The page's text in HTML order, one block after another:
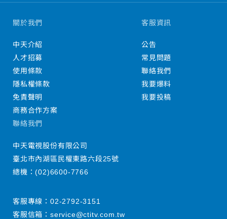
關於我們
中天介紹
人才招募
使用條款
隱私權條款
免責聲明
商務合作方案
客服資訊
公告
常見問題
聯絡我們
我要爆料
我要投稿
聯絡我們
中天電視股份有限公司
臺北市內湖區民權東路六段25號
總機：(02)6600-7766
客服專線： 02-2792-3151
客服信箱： service@ctitv.com.tw